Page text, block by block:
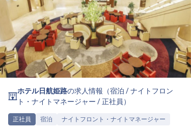
おもてなしHRについて
ご利用の流れ
よくある質問
ホテル・宿泊業界情報コラム
無料 転職サポートに申し込む
ホテル日航姫路の求人情報（宿泊 /ナイトフロン
ト・ナイトマネージャー /正社員 ）
正社員 宿泊 ナイトフロント・ナイトマネージャー